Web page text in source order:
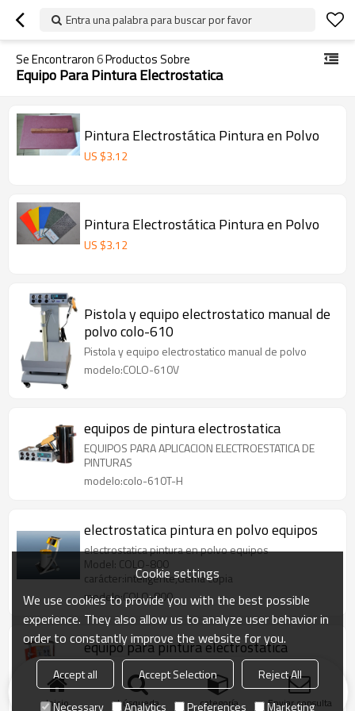
Entra una palabra para buscar por favor
Se Encontraron6Productos Sobre
Equipo Para Pintura Electrostatica
Pintura Electrostática Pintura en Polvo
US $3.12
Pintura Electrostática Pintura en Polvo
US $3.12
Pistola y equipo electrostatico manual de
polvo colo-610
Pistola y equipo electrostatico manual de polvo
modelo:COLO-610V
equipos de pintura electrostatica
EQUIPOS PARA APLICACION ELECTROESTATICA DE
PINTURAS
modelo:colo-610T-H
electrostatica pintura en polvo equipos
electrostatica pintura en polvo equipos
Model: COLO-800
carácter:inteligente,Gema copia
modelo:COLO-800
equipo para pintura electrostatica
EQUIPOS PARA APLICACION ELECTROESTATICA DE
PINTURAS EN POLVO TERMOCONVERTIBLES
equipos Electrostaticos para aplicar pintura
Inicio búsqueda categoría Enviar consulta
Cookie settings
We use cookies to provide you with the best possible
experience. They also allow us to analyze user behavior in
order to constantly improve the website for you.
Accept all Accept Selection
Reject All
Necessary
Analytics Preferences Marketing